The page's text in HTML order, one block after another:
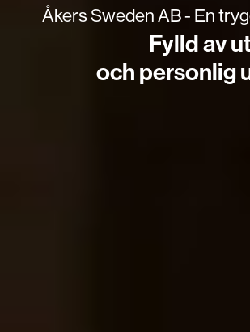
Åkers Sweden AB - En
Fylld av
och personlig